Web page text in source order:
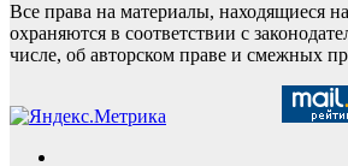
Все права на материалы, находящиеся
охраняются в соответствии с
числе, об авторском праве и смежных